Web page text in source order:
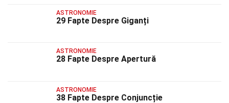
ASTRONOMIE
29 Fapte Despre Giganți
ASTRONOMIE
28 Fapte Despre Apertură
ASTRONOMIE
38 Fapte Despre Conjuncție